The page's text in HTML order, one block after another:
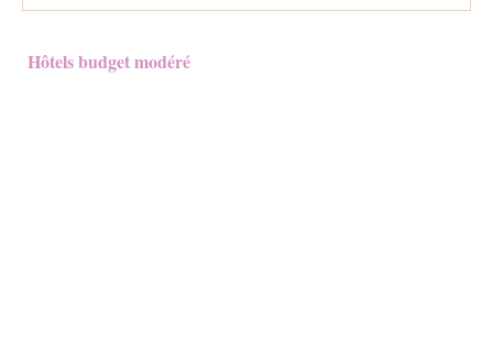
Hôtels budget modéré